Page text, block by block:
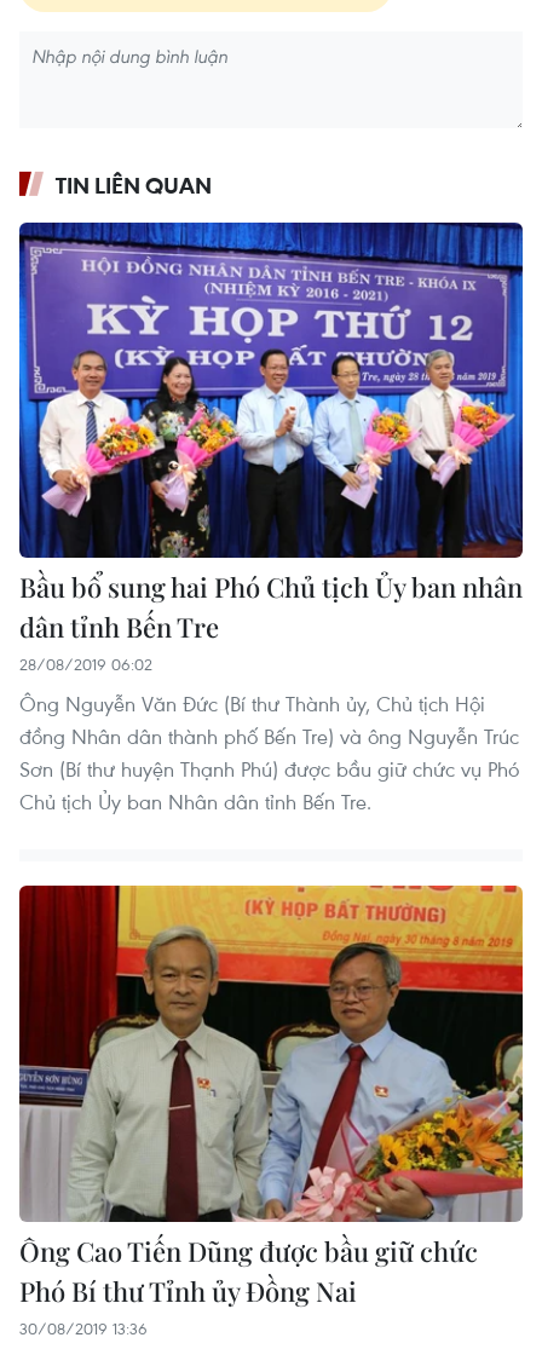
TIN LIÊN QUAN
Bầu bổ sung hai Phó Chủ tịch Ủy ban nhân
dân tỉnh Bến Tre
28/08/2019 06:02
Ông Nguyễn Văn Đức (Bí thư Thành ủy, Chủ tịch Hội
đồng Nhân dân thành phố Bến Tre) và ông Nguyễn Trúc
Sơn (Bí thư huyện Thạnh Phú) được bầu giữ chức vụ Phó
Chủ tịch Ủy ban Nhân dân tỉnh Bến Tre.
Ông Cao Tiến Dũng được bầu giữ chức
Phó Bí thư Tỉnh ủy Đồng Nai
30/08/2019 13:36